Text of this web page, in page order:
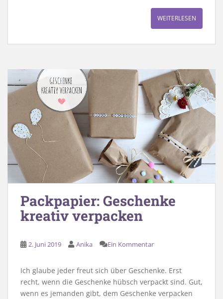
WEITERLESEN
Packpapier: Geschenke
kreativ verpacken
2. Juni 2019 Anika Ein Kommentar
Ich glaube jeder freut sich über Geschenke. Erst
recht, wenn die Geschenke hübsch verpackt sind. Gut,
wenn es jemanden gibt, dem Geschenke verpacken